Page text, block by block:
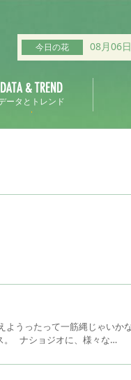
今日の花 08月06
ータとトレンド
ようったって一筋縄じゃいか
。 ナショジオに、様々な…